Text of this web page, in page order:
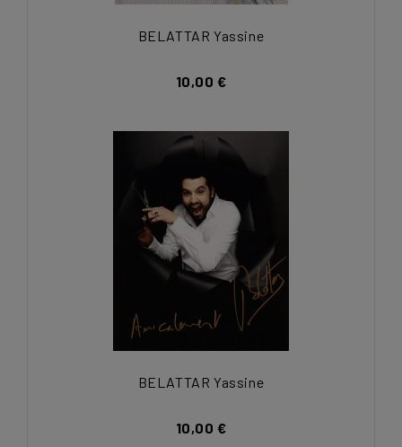
BELATTAR Yassine
10,00 €
BELATTAR Yassine
10,00 €